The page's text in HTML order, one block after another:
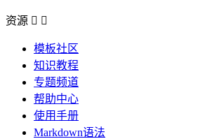
资源  
模板社区
知识教程
专题频道
帮助中心
使用手册
Markdown语法